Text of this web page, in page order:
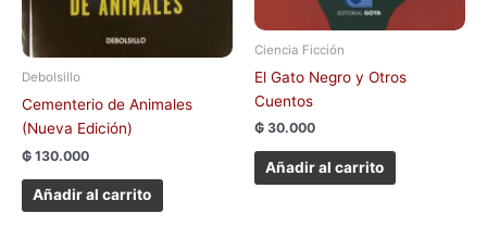
Debolsillo
Cementerio de Animales
(Nueva Edición)
₲ 130.000
Añadir al carrito
Ciencia Ficción
El Gato Negro y Otros
Cuentos
₲ 30.000
Añadir al carrito